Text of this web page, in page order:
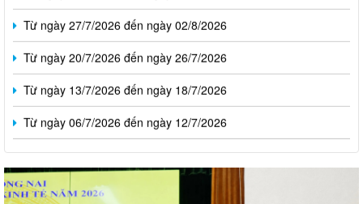
Từ ngày 27/7/2026 đến ngày 02/8/2026
Từ ngày 20/7/2026 đến ngày 26/7/2026
Từ ngày 13/7/2026 đến ngày 18/7/2026
Từ ngày 06/7/2026 đến ngày 12/7/2026